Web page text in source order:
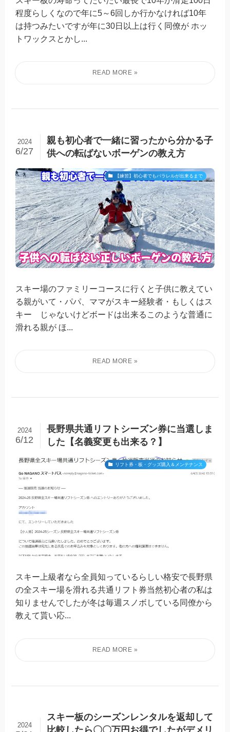
程度らしくなので年に5～6回しか行かなければ10年
は持つみたいですが年に30日以上は行く同僚が ホッ
トワックスとかし...
親も初心者で一緒に習ったから分かる子
供への転ばないボーゲンの教え方
2024
6/27
【練習】初心者でもパラレルが出来るまで
スキー場のファミリーコースに行くと子供に教えてい
る親がいて・パパ、ママがスキー経験者・もしくはス
キー じゃないけどボードは出来るこのような普通に
滑れる親が ほ...
長野県共通リフトシーズン券に当選しま
した【名義変更も出来る？】
2024
6/12
リフト券・板・グッズ購入＆メンテナンス
スキー上級者なら全員知っているらしい格安で長野県
の全スキー場を滑れる共通リフト券当然初心者の私は
知りませんでしたが冬は毎週スノボしている同僚から
教えて貰い応...
スキー板のシーズンレンタルを返却して
2024